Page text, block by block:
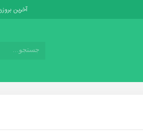
آخرین بروزرسانی: 5